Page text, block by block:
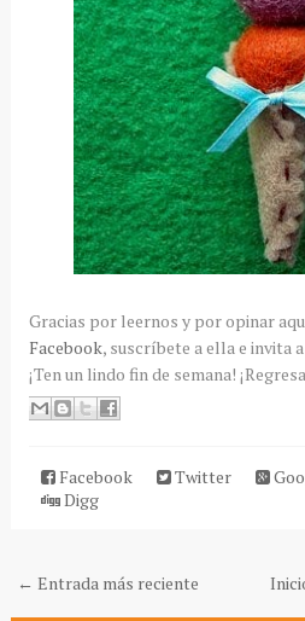
Gracias por leernos y por opinar
Facebook, suscríbete a ella e invita
¡Ten un lindo fin de semana!
Facebook Twitter
Digg
← Entrada más reciente